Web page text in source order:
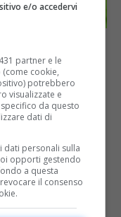
alla
e/o accedervi
partner e le
cookie,
potrebbero
visualizzate e
da questo
dati di
personali sulla
opporti gestendo
a questa
il consenso